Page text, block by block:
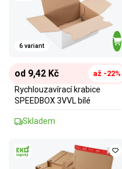
6 variant
od 9,42 Kč až -22%
Rychlouzavírací krabice
SPEEDBOX 3VVL bílé
Skladem